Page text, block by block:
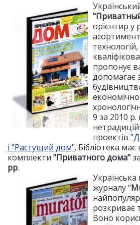
орієнтир у
пропонує
допомагає
9 за 2010
проектів
і "Растущий дом". Бібліотека
комплекти "Приватного дома"за
рр.
Українська
журналу "
розкриває
Воно